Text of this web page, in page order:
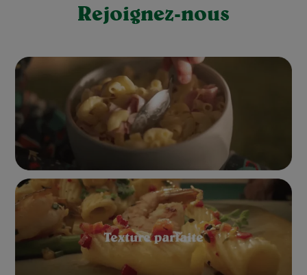
Rejoignez-nous